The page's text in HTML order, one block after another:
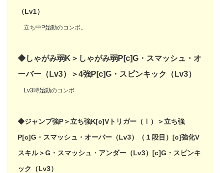
（Lv1）
立ち中P始動のコンボ。
◆しゃがみ弱K＞しゃがみ弱P[c]G・スマッシュ・オ
ーバー（Lv3）＞4強P[c]G・スピンキック（Lv3）
Lv3時始動のコンボ
◆ジャンプ強P＞立ち強K[c]Vトリガー（Ⅰ）＞立ち強
P[c]G・スマッシュ・オーバー（Lv3）（１段目）[c]強化V
スキル＞G・スマッシュ・アンダー（Lv3）[c]G・スピンキ
ック（Lv3）